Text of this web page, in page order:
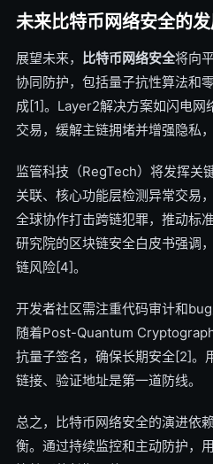
未来比特币网络安全的
展望未来， 比特币网络安全将向
协同防护，包括量子抗性算法和
成[1]。Layer2解决方案如闪电
交易，缓解主链拥堵并增强隐私
监管科技（RegTech）将发挥关
关联、核心功能层检测异常交易
全球协作打击跨链犯罪，推动标
研究院的区块链安全白皮书强调
链风险[4]。
开发者社区需注重代码审计和
随着Post-Quantum
抗量子签名，确保长期安全[2]。
链接、验证地址是第一道防线。
总之，比特币网络安全的演进依
衡。通过持续监控和主动防护，